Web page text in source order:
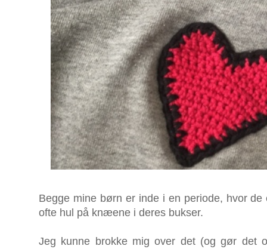
Begge mine børn er inde i en periode, hvor
ofte hul på knæene i deres bukser.
Jeg kunne brokke mig over det (og gør det